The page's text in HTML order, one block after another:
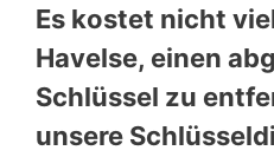
Es kostet nicht
Havelse, einen
Schlüssel zu
unsere